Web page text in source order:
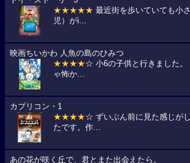
★★★★★ 最近街を歩いていても小
児）がi...
映画ちいかわ 人魚の島のひみつ
★★★★☆ 小6の子供と行きました。
ゃ怖か...
カプリコン・1
★★★★☆ ずいぶん前に見た感じが
たです。作...
あの花が咲く丘で、君とまた出会えたら。